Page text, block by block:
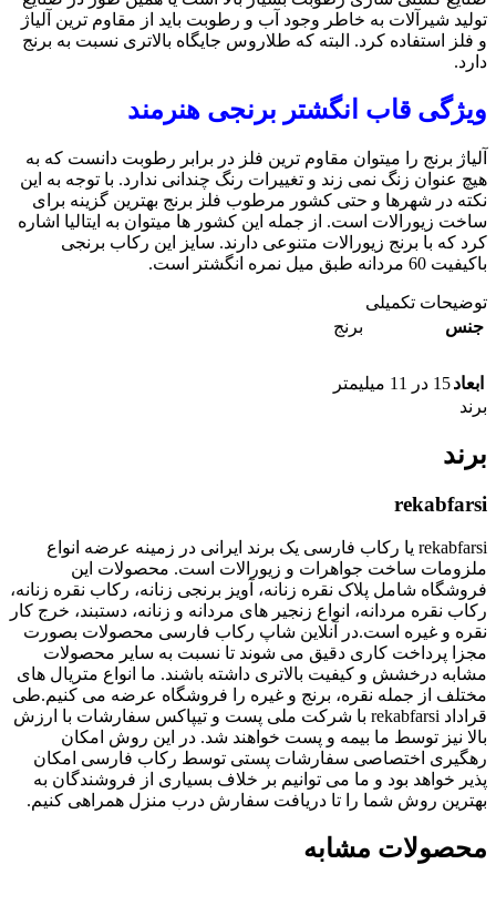
تولید شیرآلات به خاطر وجود آب و رطوبت باید از مقاوم ترین آلیاژ
و فلز استفاده کرد. البته که طلاروس جایگاه بالاتری نسبت به برنج
دارد.
ویژگی قاب انگشتر برنجی هنرمند
آلیاژ برنج را میتوان مقاوم ترین فلز در برابر رطوبت دانست که به
هیچ عنوان زنگ نمی زند و تغییرات رنگ چندانی ندارد. با توجه به این
نکته در شهرها و حتی کشور مرطوب فلز برنج بهترین گزینه برای
ساخت زیورالات است. از جمله این کشور ها میتوان به ایتالیا اشاره
کرد که با برنج زیورالات متنوعی دارند. سایز این رکاب برنجی
باکیفیت 60 مردانه طبق میل نمره انگشتر است.
توضیحات تکمیلی
جنس
برنج
ابعاد15 در 11 میلیمتر
برند
برند
rekabfarsi
rekabfarsi یا رکاب فارسی یک برند ایرانی در زمینه عرضه انواع
ملزومات ساخت جواهرات و زیورالات است. محصولات این
فروشگاه شامل پلاک نقره زنانه، آویز برنجی زنانه، رکاب نقره زنانه،
رکاب نقره مردانه، انواع زنجیر های مردانه و زنانه، دستبند، خرج کار
نقره و غیره است.در آنلاین شاپ رکاب فارسی محصولات بصورت
مجزا پرداخت کاری دقیق می شوند تا نسبت به سایر محصولات
مشابه درخشش و کیفیت بالاتری داشته باشند. ما انواع متریال های
مختلف از جمله نقره، برنج و غیره را فروشگاه عرضه می کنیم.طی
قراداد rekabfarsi با شرکت ملی پست و تیپاکس سفارشات با ارزش
بالا نیز توسط ما بیمه و پست خواهند شد. در این روش امکان
رهگیری اختصاصی سفارشات پستی توسط رکاب فارسی امکان
پذیر خواهد بود و ما می توانیم بر خلاف بسیاری از فروشندگان به
بهترین روش شما را تا دریافت سفارش درب منزل همراهی کنیم.
محصولات مشابه